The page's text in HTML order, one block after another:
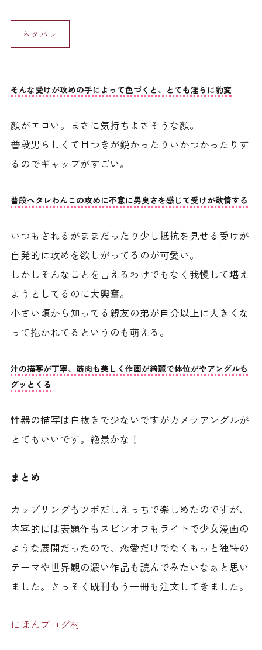
ネタバレ
そんな受けが攻めの手によって色づくと、とても淫らに豹変
顔がエロい。まさに気持ちよさそうな顔。
普段男らしくて目つきが鋭かったりいかつかったりす
るのでギャップがすごい。
普段ヘタレわんこの攻めに不意に男臭さを感じて受けが欲情する
いつもされるがままだったり少し抵抗を見せる受けが
自発的に攻めを欲しがってるのが可愛い。
しかしそんなことを言えるわけでもなく我慢して堪え
ようとしてるのに大興奮。
小さい頃から知ってる親友の弟が自分以上に大きくな
って抱かれてるというのも萌える。
汁の描写が丁寧、筋肉も美しく作画が綺麗で体位がやアングルも
グッとくる
性器の描写は白抜きで少ないですがカメラアングルが
とてもいいです。絶景かな！
まとめ
カップリングもツボだしえっちで楽しめたのですが、
内容的には表題作もスピンオフもライトで少女漫画の
ような展開だったので、恋愛だけでなくもっと独特の
テーマや世界観の濃い作品も読んでみたいなぁと思い
ました。さっそく既刊もう一冊も注文してきました。
にほんブログ村